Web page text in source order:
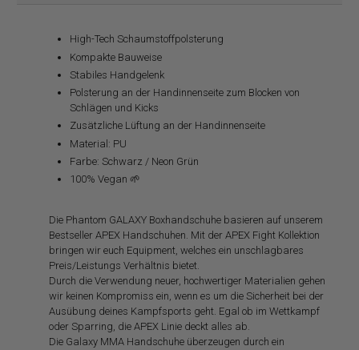
High-Tech Schaumstoffpolsterung
Kompakte Bauweise
Stabiles Handgelenk
Polsterung an der Handinnenseite zum Blocken von
Schlägen und Kicks
Zusätzliche Lüftung an der Handinnenseite
Material: PU
Farbe: Schwarz / Neon Grün
100% Vegan 🌱
Die Phantom GALAXY Boxhandschuhe basieren auf unserem
Bestseller APEX Handschuhen. Mit der APEX Fight Kollektion
bringen wir euch Equipment, welches ein unschlagbares
Preis/Leistungs Verhältnis bietet.
Durch die Verwendung neuer, hochwertiger Materialien gehen
wir keinen Kompromiss ein, wenn es um die Sicherheit bei der
Ausübung deines Kampfsports geht. Egal ob im Wettkampf
oder Sparring, die APEX Linie deckt alles ab.
Die Galaxy MMA Handschuhe überzeugen durch ein